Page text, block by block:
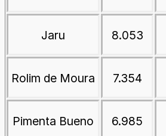
Jaru 8.053
Rolim de Moura 7.354
Pimenta Bueno 6.985